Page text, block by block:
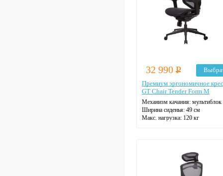
32 990 Р
Премиум эргономичное
GT Chair Tender Form M
Механизм качания: мультиблок
Ширина сиденья: 49 см
Макс. нагрузка: 120 кг
Регулировка высоты